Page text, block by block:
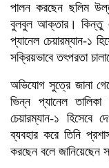
পালন করছেন ছলিম
বুলবুল আক্তার। কিন্তু এ
প্যানেল চেয়ারম্যান-১
সক্রিয়ভাবে তৎপরতা
অভিযোগ সুত্রে জানা
ভিন্ন প্যানেল
চেয়ারম্যান-১
ব্যবহার করে তিনি
করছেন বলে জানিয়েছেন